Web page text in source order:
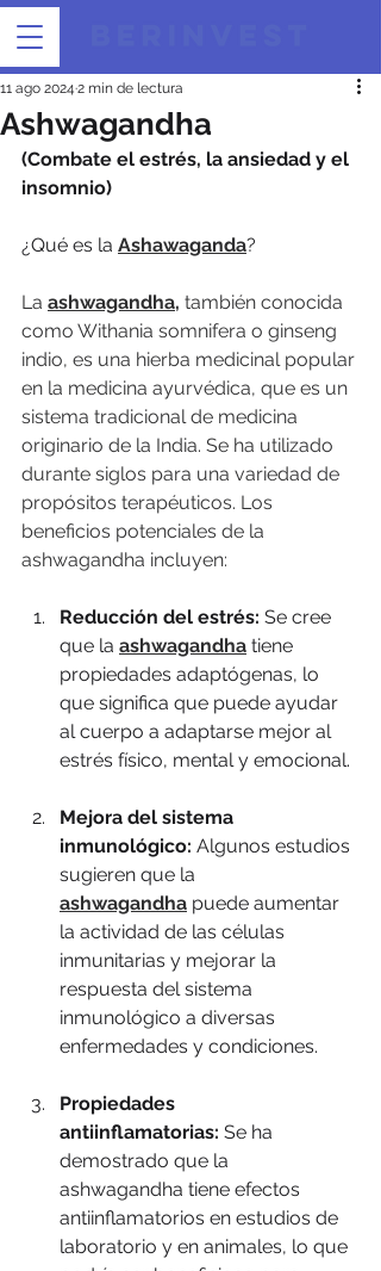
Ashwagandha
11 ago 2024 2 min de lectura
(Combate el estrés, la ansiedad y el
insomnio)
¿Qué es la Ashawaganda?
La ashwagandha, también conocida
como Withania somnifera o ginseng
indio, es una hierba medicinal popular
en la medicina ayurvédica, que es un
sistema tradicional de medicina
originario de la India. Se ha utilizado
durante siglos para una variedad de
propósitos terapéuticos. Los
beneficios potenciales de la
ashwagandha incluyen:
Reducción del estrés: Se cree
que la ashwagandha tiene
propiedades adaptógenas, lo
que significa que puede ayudar
al cuerpo a adaptarse mejor al
estrés físico, mental y emocional.
Mejora del sistema
inmunológico: Algunos estudios
sugieren que la
ashwagandha puede aumentar
la actividad de las células
inmunitarias y mejorar la
respuesta del sistema
inmunológico a diversas
enfermedades y condiciones.
Propiedades
antiinflamatorias: Se ha
demostrado que la
ashwagandha tiene efectos
antiinflamatorios en estudios de
laboratorio y en animales, lo que